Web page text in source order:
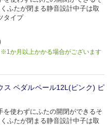
ふたが閉まる静音設計中子は取
タイプ
か月以上かかる場合がございます
ス ペダルペール12L(ピンク) ピ
を使わずにふたの開閉ができるそ
ふたが閉まる静音設計中子は取